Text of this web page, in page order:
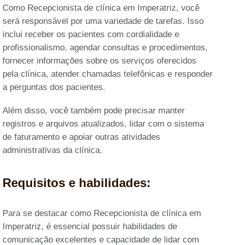
Como Recepcionista de clínica em Imperatriz, você
será responsável por uma variedade de tarefas. Isso
inclui receber os pacientes com cordialidade e
profissionalismo, agendar consultas e procedimentos,
fornecer informações sobre os serviços oferecidos
pela clínica, atender chamadas telefônicas e responder
a perguntas dos pacientes.
Além disso, você também pode precisar manter
registros e arquivos atualizados, lidar com o sistema
de faturamento e apoiar outras atividades
administrativas da clínica.
Requisitos e habilidades:
Para se destacar como Recepcionista de clínica em
Imperatriz, é essencial possuir habilidades de
comunicação excelentes e capacidade de lidar com